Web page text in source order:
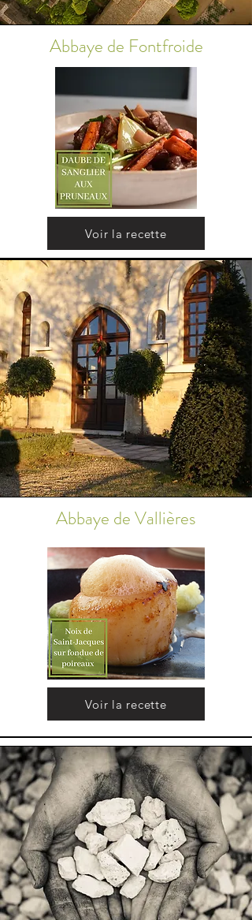
Abbaye de Fontfroide
Voir la recette
Abbaye de Vallières
Voir la recette